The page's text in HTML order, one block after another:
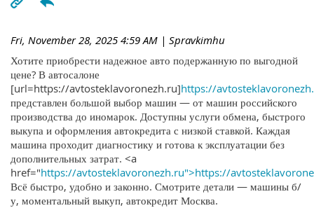
Fri, November 28, 2025 4:59 AM | Spravkimhu
Хотите приобрести надежное авто подержанную по выгодной
цене? В автосалоне
[url=https://avtosteklavoronezh.ru]https://
представлен большой выбор машин — от машин российского
производства до иномарок. Доступны услуги обмена, быстрого
выкупа и оформления автокредита с низкой ставкой. Каждая
машина проходит диагностику и готова к эксплуатации без
дополнительных затрат. <a
href="https://avtosteklavoronezh.ru">https://
Всё быстро, удобно и законно. Смотрите детали — машины б/
у, моментальный выкуп, автокредит Москва.